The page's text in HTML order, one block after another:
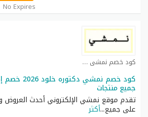
No Expires
كود خصم نمشي كوبون
جميع منتجات
تقدم موقع نمشي الإلكتروني أحدث العروض
على جميع...أكثر